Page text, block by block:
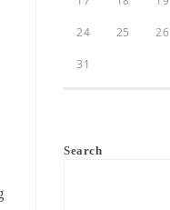
24 25 26
31
Search